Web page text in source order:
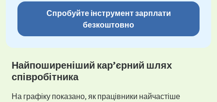
Спробуйте інструмент зарплати
безкоштовно
Найпоширеніший кар’єрний шлях
співробітника
На графіку показано, як працівники найчастіше